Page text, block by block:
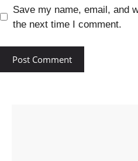
Save my name, email, and
the next time I comment.